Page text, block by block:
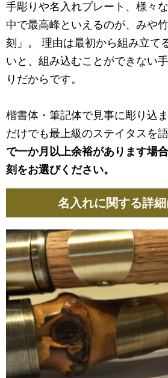
手彫りや名入れプレート、様々
中で最高峰といえるのが、みや
刻」。 理由は最初から組み立て
いと、組み込むことができない
りだからです。
楷書体・筆記体で見事に彫り込
だけでも最上級のステイタスを
で一か月以上余裕があります場
刻をお選びください。
名入れに関する詳